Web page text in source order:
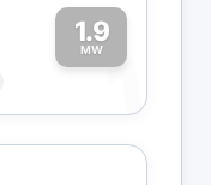
1.9
MW1